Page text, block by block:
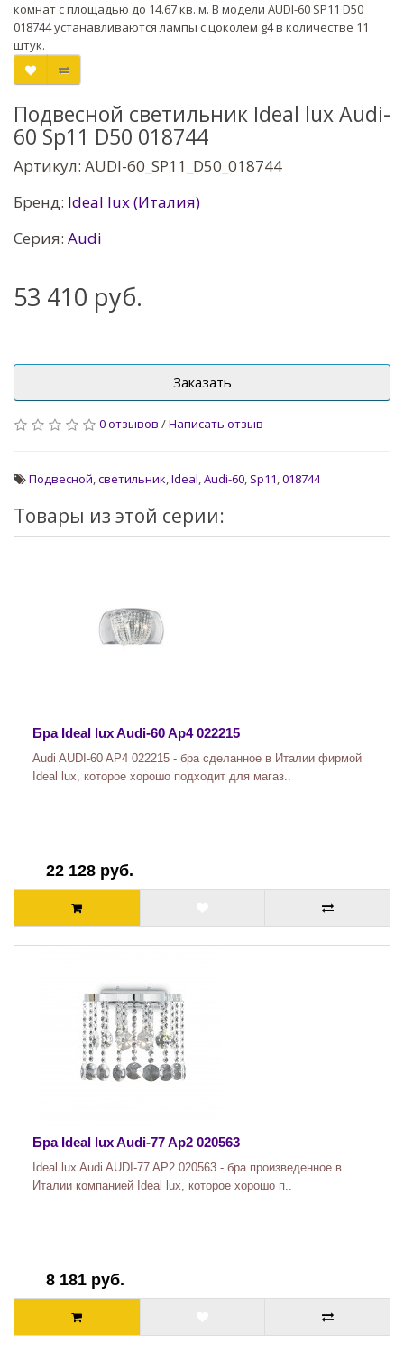
комнат с площадью до 14.67 кв. м. В модели AUDI-60 SP11 D50
018744 устанавливаются лампы с цоколем g4 в количестве 11
штук.
Подвесной светильник Ideal lux Audi-
60 Sp11 D50 018744
Артикул: AUDI-60_SP11_D50_018744
Бренд: Ideal lux (Италия)
Серия: Audi
53 410 руб.
Заказать
0 отзывов /Написать отзыв
Подвесной,светильник,Ideal,Audi-60, Sp11,018744
Товары из этой серии:
Бра Ideal lux Audi-60 Ap4 022215
Audi AUDI-60 AP4 022215 - бра сделанное в Италии фирмой
Ideal lux, которое хорошо подходит для магаз..
22 128 руб.
Бра Ideal lux Audi-77 Ap2 020563
Ideal lux Audi AUDI-77 AP2 020563 - бра произведенное в
Италии компанией Ideal lux, которое хорошо п..
8 181 руб.